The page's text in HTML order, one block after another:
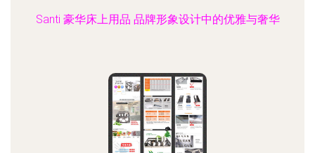
Santi 豪华床上用品 品牌形象设计中的优雅与奢华